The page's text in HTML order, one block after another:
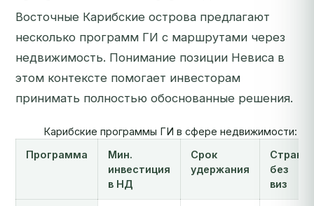
Восточные Карибские острова предлагают
несколько программ ГИ с маршрутами через
недвижимость. Понимание позиции Невиса в
этом контексте помогает инвесторам
принимать полностью обоснованные решения.
Карибские программы ГИ в сфере недвижимости:
Программа
Мин.
инвестиция
в НД
Срок
удержания
Стран
без
виз